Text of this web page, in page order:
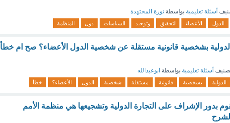
أسئلة تعليمية بواسطة نورة المجتهدة
الدول الأعضاء لتحقيق وتوحيد السياسات دول المنظمة
بشخصية قانونية مستقلة عن شخصية الدول الأعضاء؟ صح ام خطأ
أسئلة تعليمية بواسطة ابوعبدالله
الدولية بشخصية قانونية مستقلة شخصية الدول الأعضاء؟ خطأ
بدور الإشراف على التجارة الدولية وتشجيعها هي منظمة الأمم